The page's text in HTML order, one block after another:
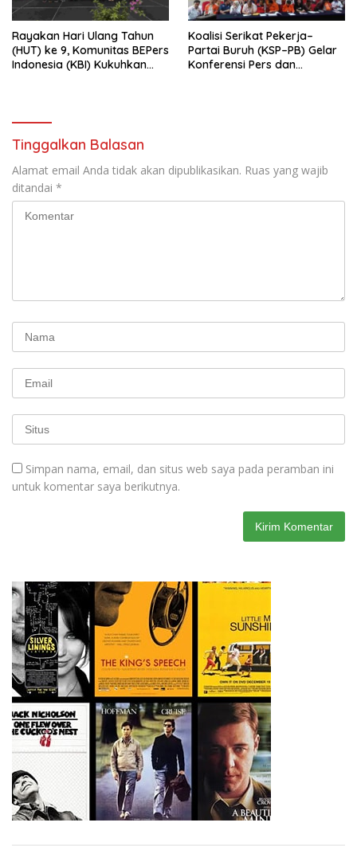
Rayakan Hari Ulang Tahun
(HUT) ke 9, Komunitas BEPers
Indonesia (KBI) Kukuhkan
Pengembangan Organisasi
KBI yang Berbasis Riset di
seluruh Indonesia dan
Mancanegara”.
Koalisi Serikat Pekerja–
Partai Buruh (KSP–PB) Gelar
Konferensi Pers dan
Tinggalkan Balasan
Alamat email Anda tidak akan dipublikasikan. Ruas yang wajib
ditandai *
Simpan nama, email, dan situs web saya pada peramban ini
untuk komentar saya berikutnya.